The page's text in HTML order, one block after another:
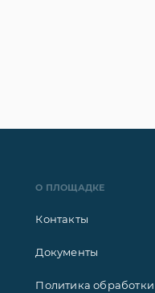
О ПЛОЩАДКЕ
Контакты
Документы
Политика обработки